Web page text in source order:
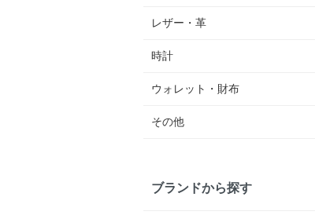
レザー・革
時計
ウォレット・財布
その他
ブランドから探す